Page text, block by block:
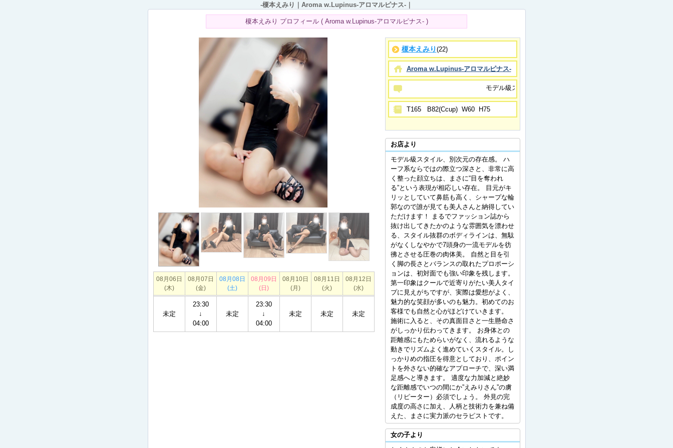
-榎本えみり｜Aroma w.Lupinus-アロマルピナス-｜
榎本えみり プロフィール ( Aroma w.Lupinus-アロマルピナス- )
08月06日
(木)
08月07日
(金)
08月08日
(土)
08月09日
(日)
08月10日
(月)
08月11日
(火)
08月12日
(水)
未定
23:30
↓
04:00
未定
23:30
↓
04:00
未定 未定 未定
榎本えみり (22)
Aroma w.Lupinus-アロマルピナス-
モデル級スタイル、別次元の存在感。
T165 B82(Ccup) W60 H75
お店より
モデル級スタイル、別次元の存在感。 ハ
ーフ系ならではの際立つ深さと、非常に高
く整った顔立ちは、まさに“目を奪われ
る”という表現が相応しい存在。 目元がキ
リッとしていて鼻筋も高く、シャープな輪
郭なので誰が見ても美人さんと納得してい
ただけます！ まるでファッション誌から
抜け出してきたかのような雰囲気を漂わせ
る、スタイル抜群のボディラインは、無駄
がなくしなやかで7頭身の一流モデルを彷
彿とさせる圧巻の肉体美。 自然と目を引
く脚の長さとバランスの取れたプロポーシ
ョンは、初対面でも強い印象を残します。
第一印象はクールで近寄りがたい美人タイ
プに見えがちですが、実際は愛想がよく、
魅力的な笑顔が多いのも魅力。初めてのお
客様でも自然と心がほどけていきます。
施術に入ると、その真面目さと一生懸命さ
がしっかり伝わってきます。 お身体との
距離感にもためらいがなく、流れるような
動きでリズムよく進めていくスタイル。し
っかりめの指圧を得意としており、ポイン
トを外さない的確なアプローチで、深い満
足感へと導きます。 適度な力加減と絶妙
な距離感でいつの間にか”えみりさん”の虜
（リピーター）必須でしょう。 外見の完
成度の高さに加え、人柄と技術力を兼ね備
えた、まさに実力派のセラピストです。
女の子より